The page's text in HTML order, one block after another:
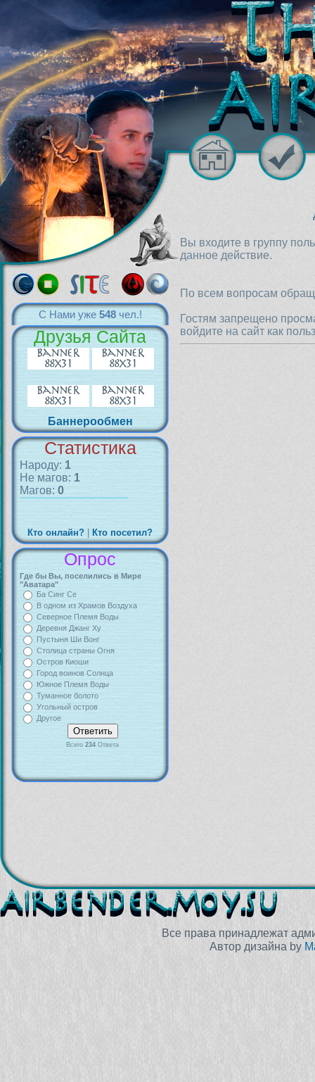
С Нами уже 548чел.!
Друзья Сайта
Баннерообмен
Статистика
Народу: 1
Не магов: 1
Магов: 0
Кто онлайн? Кто посетил?
Опрос
Где бы Вы, поселились в Мире
"Аватара"
Ба Синг Се
В одном из Храмов Воздуха
Северное Племя Воды
Деревня Джанг Ху
Пустыня Ши Вонг
Столица страны Огня
Остров Киоши
Город воинов Солнца
Южное Племя Воды
Туманное болото
Угольный остров
Другое
Всего 234 Ответа
Вы входите в группу
данное действие.
По всем вопросам
Гостям запрещено
войдите на сайт как
Все права принадлежат
Автор дизайна by